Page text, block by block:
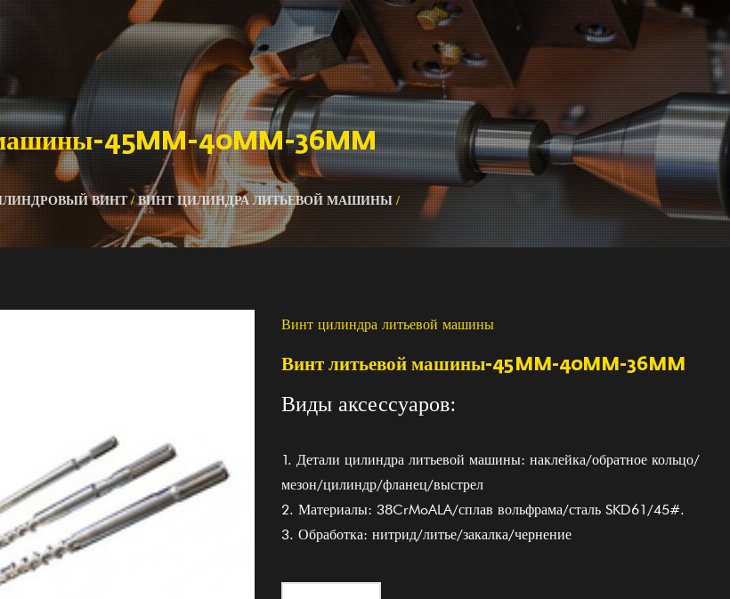
машины-45MM-40MM-36MM
ВИНТ/ВИНТ ЦИЛИНДРА ЛИТЬЕВОЙ МАШИНЫ/
Винт цилиндра литьевой машины
Винт литьевой машины-45MM-40MM-36MM
Виды аксессуаров:
1. Детали цилиндра литьевой машины: наклейка/обратное кольцо/
мезон/цилиндр/фланец/выстрел
2. Материалы: 38CrMoALA/сплав вольфрама/сталь SKD61/45#.
3. Обработка: нитрид/литье/закалка/чернение